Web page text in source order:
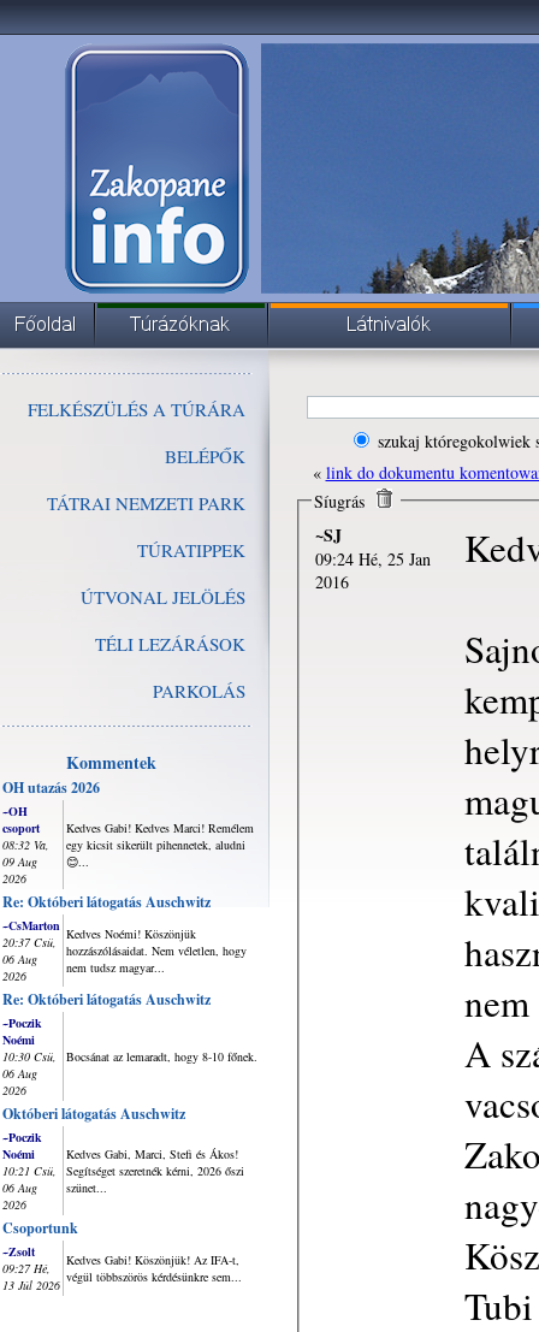
FELKÉSZÜLÉS A TÚRÁRA
BELÉPŐK
TÁTRAI NEMZETI PARK
TÚRATIPPEK
ÚTVONAL JELÖLÉS
TÉLI LEZÁRÁSOK
PARKOLÁS
Kommentek
OH utazás 2026
~OH
csoport
08:32 Va,
09 Aug
2026
Kedves Gabi! Kedves Marci! Remélem
egy kicsit sikerült pihennetek, aludni
😊...
Re: Októberi látogatás Auschwitz
~CsMarton
20:37 Csü,
06 Aug
2026
Kedves Noémi! Köszönjük
hozzászólásaidat. Nem véletlen, hogy
nem tudsz magyar...
Re: Októberi látogatás Auschwitz
~Poczik
Noémi
10:30 Csü,
06 Aug
2026
Bocsánat az lemaradt, hogy 8-10 főnek.
Októberi látogatás Auschwitz
~Poczik
Noémi
10:21 Csü,
06 Aug
2026
Kedves Gabi, Marci, Stefi és Ákos!
Segítséget szeretnék kérni, 2026 őszi
szünet...
Csoportunk
~Zsolt
09:27 Hé,
13 Júl 2026
Kedves Gabi! Köszönjük! Az IFA-t,
végül többszörös kérdésünkre sem...
szukaj któregokolwiek
« link do dokumentu
Síugrás
~SJ
09:24 Hé, 25 Jan
2016
A
Tubi